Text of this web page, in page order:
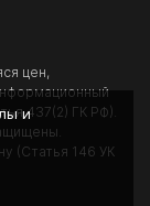
цен,
437(2) ГК РФ).
(Статья 146 УК
и